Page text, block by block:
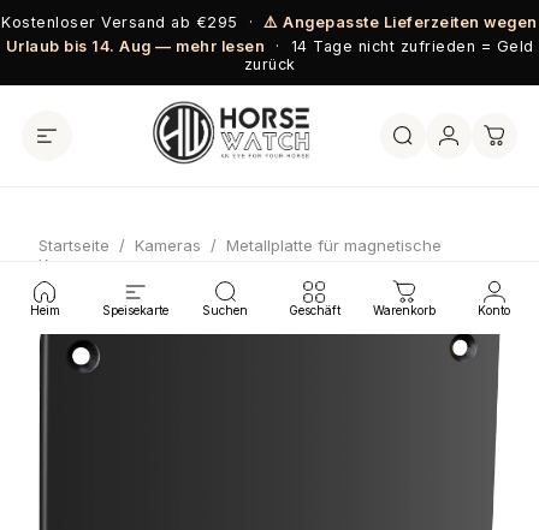
Direkt zum Inhalt
Kostenloser Versand ab €295 ·⚠️ Angepasste Lieferzeiten wegen
Urlaub bis 14. Aug — mehr lesen · 14 Tage nicht zufrieden = Geld
zurück
Heim Speisekarte Suchen Geschäft Warenkorb Konto
Startseite / Kameras / Metallplatte für magnetische
Kameras